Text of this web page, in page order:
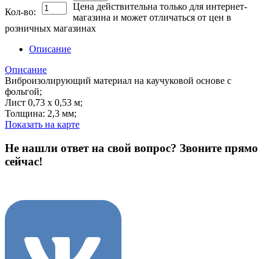
Кол-во:
Цена действительна только для интернет-
магазина и может отличаться от цен в
розничных магазинах
Описание
Описание
Виброизолирующий материал на каучуковой основе с
фольгой;
Лист 0,73 х 0,53 м;
Толщина: 2,3 мм;
Показать на карте
Не нашли ответ на свой вопрос? Звоните прямо
сейчас!